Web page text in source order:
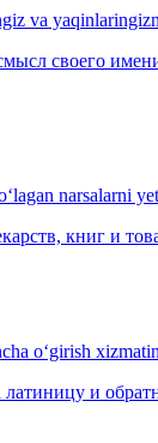
va
своего
narsalarni
книг и
o‘girish
и